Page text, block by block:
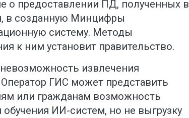
о предоставлении ПД, полученных в
в созданную Минцифры
систему. Методы
к ним установит правительство.
извлечения
ГИС может представить
или гражданам возможность
ИИ-систем, но не выгрузку